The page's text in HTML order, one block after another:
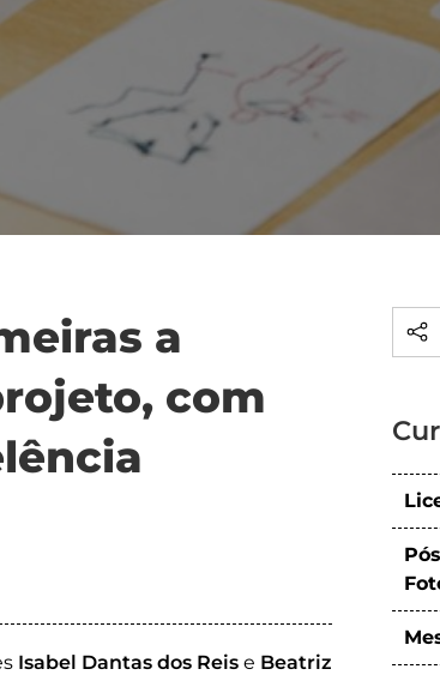
a
com
Isabel Dantas dos Reis e Beatriz